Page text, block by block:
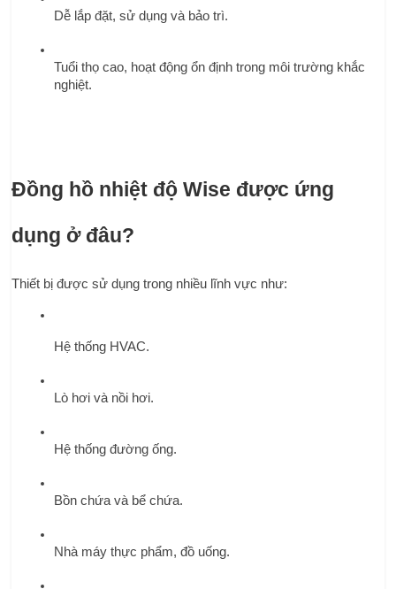
Dễ lắp đặt, sử dụng và bảo trì.
Tuổi thọ cao, hoạt động ổn định trong môi trường khắc
nghiệt.
Đồng hồ nhiệt độ Wise được ứng
dụng ở đâu?
Thiết bị được sử dụng trong nhiều lĩnh vực như:
Hệ thống HVAC.
Lò hơi và nồi hơi.
Hệ thống đường ống.
Bồn chứa và bể chứa.
Nhà máy thực phẩm, đồ uống.